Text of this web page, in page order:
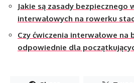
Jakie są zasady bezpiecznego
interwałowych na rowerku
Czy ćwiczenia interwałowe na
odpowiednie dla